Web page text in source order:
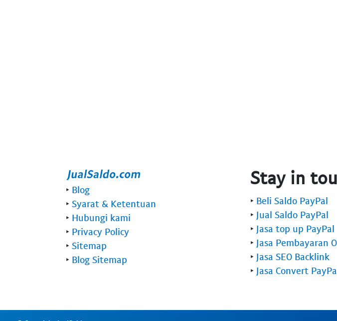
‣ Blog
‣ Syarat & Ketentuan
‣ Hubungi kami
‣ Privacy Policy
‣ Sitemap
‣ Blog Sitemap
Stay in
‣ Beli Saldo PayPal
‣ Jual Saldo PayPal
‣ Jasa top up PayPal
‣ Jasa Pembayaran
‣ Jasa SEO Backlink
‣ Jasa Convert